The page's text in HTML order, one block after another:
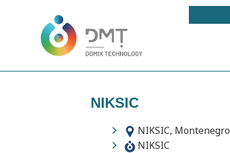
NIKSIC
NIKSIC, Montenegro
NIKSIC